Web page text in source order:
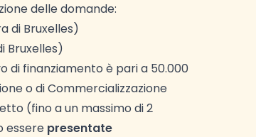
delle domande:
di Bruxelles)
Bruxelles)
di finanziamento è pari a 50.000
o di Commercializzazione
(fino a un massimo di 2
essere presentate